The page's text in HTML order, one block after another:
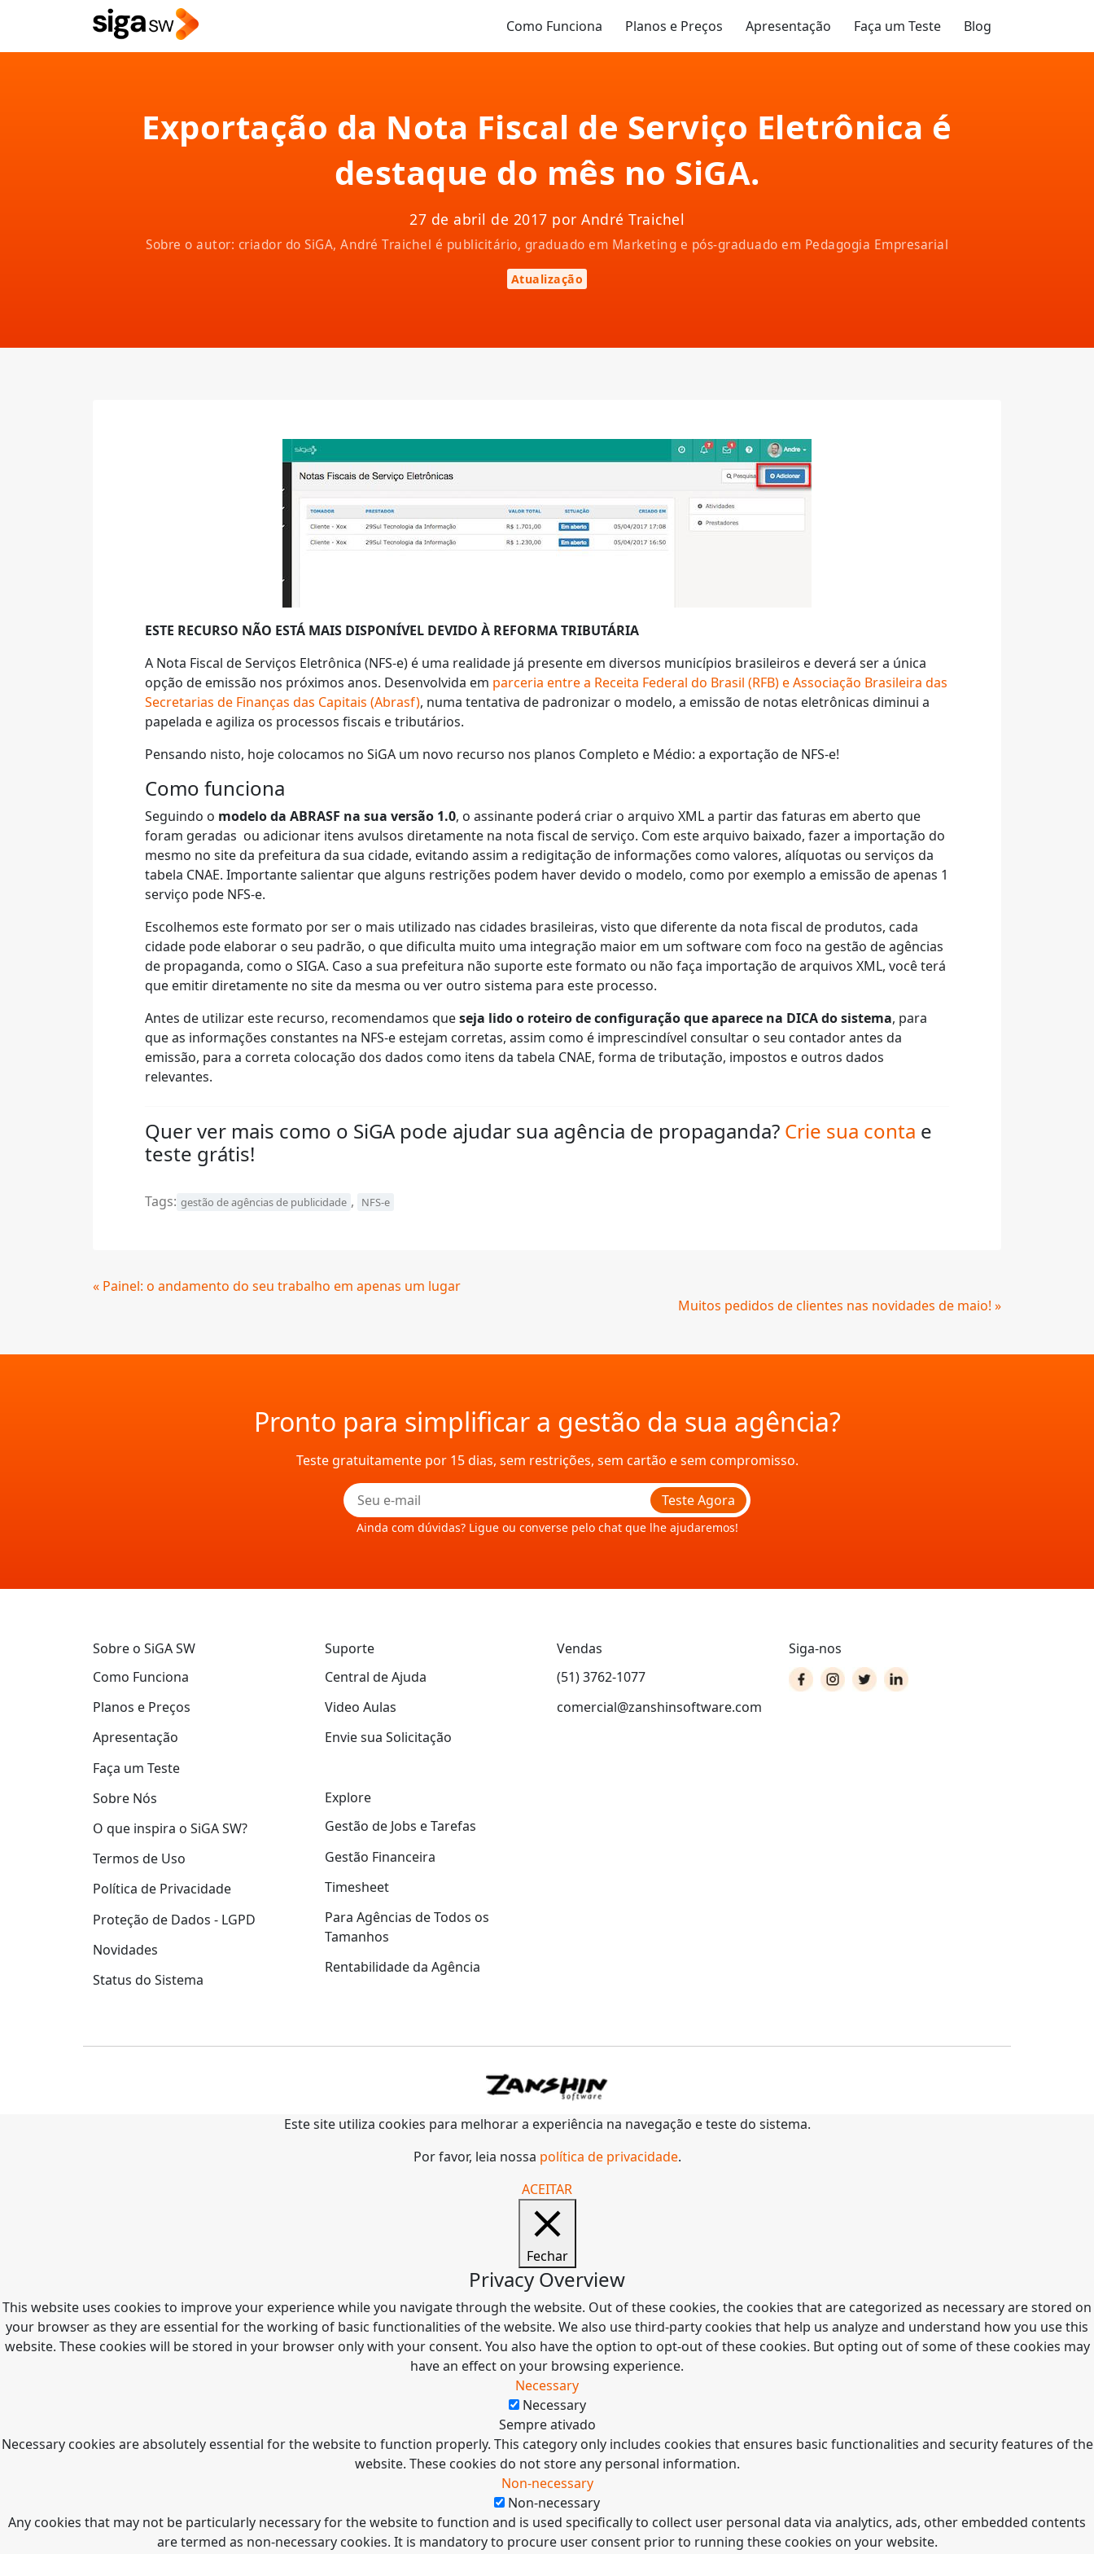
Como Funciona Planos e Preços Apresentação Faça um Teste Blog
Exportação da Nota Fiscal de Serviço Eletrônica é
destaque do mês no SiGA.
27 de abril de 2017 por André Traichel
Sobre o autor: criador do SiGA, André Traichel é publicitário, graduado em Marketing e pós-graduado em Pedagogia Empresarial
Atualização
ESTE RECURSO NÃO ESTÁ MAIS DISPONÍVEL DEVIDO À REFORMA TRIBUTÁRIA
A Nota Fiscal de Serviços Eletrônica (NFS-e) é uma realidade já presente em diversos municípios brasileiros e deverá ser a única
opção de emissão nos próximos anos. Desenvolvida em parceria entre a Receita Federal do Brasil (RFB) e Associação Brasileira das
Secretarias de Finanças das Capitais (Abrasf), numa tentativa de padronizar o modelo, a emissão de notas eletrônicas diminui a
papelada e agiliza os processos fiscais e tributários.
Pensando nisto, hoje colocamos no SiGA um novo recurso nos planos Completo e Médio: a exportação de NFS-e!
Como funciona
Seguindo o modelo da ABRASF na sua versão 1.0, o assinante poderá criar o arquivo XML a partir das faturas em aberto que
foram geradas ou adicionar itens avulsos diretamente na nota fiscal de serviço. Com este arquivo baixado, fazer a importação do
mesmo no site da prefeitura da sua cidade, evitando assim a redigitação de informações como valores, alíquotas ou serviços da
tabela CNAE. Importante salientar que alguns restrições podem haver devido o modelo, como por exemplo a emissão de apenas 1
serviço pode NFS-e.
Escolhemos este formato por ser o mais utilizado nas cidades brasileiras, visto que diferente da nota fiscal de produtos, cada
cidade pode elaborar o seu padrão, o que dificulta muito uma integração maior em um software com foco na gestão de agências
de propaganda, como o SIGA. Caso a sua prefeitura não suporte este formato ou não faça importação de arquivos XML, você terá
que emitir diretamente no site da mesma ou ver outro sistema para este processo.
Antes de utilizar este recurso, recomendamos queseja lido o roteiro de configuração que aparece na DICA do sistema, para
que as informações constantes na NFS-e estejam corretas, assim como é imprescindível consultar o seu contador antes da
emissão, para a correta colocação dos dados como itens da tabela CNAE, forma de tributação, impostos e outros dados
relevantes.
Quer ver mais como o SiGA pode ajudar sua agência de propaganda? Crie sua conta e
teste grátis!
Tags: gestão de agências de publicidade , NFS-e
Continue
« Painel: o andamento do seu trabalho em apenas um lugar
Muitos pedidos de clientes nas novidades de maio! »
Pronto para simplificar a gestão da sua agência?
Teste gratuitamente por 15 dias, sem restrições, sem cartão e sem compromisso.
Teste Agora
Ainda com dúvidas? Ligue ou converse pelo chat que lhe ajudaremos!
Sobre o SiGA SW
Como Funciona
Planos e Preços
Apresentação
Faça um Teste
Sobre Nós
O que inspira o SiGA SW?
Termos de Uso
Política de Privacidade
Proteção de Dados - LGPD
Novidades
Status do Sistema
Suporte
Central de Ajuda
Video Aulas
Envie sua Solicitação
Explore
Gestão de Jobs e Tarefas
Gestão Financeira
Timesheet
Para Agências de Todos os
Tamanhos
Rentabilidade da Agência
Vendas
(51) 3762-1077
comercial@zanshinsoftware.com
Siga-nos
Este site utiliza cookies para melhorar a experiência na navegação e teste do sistema.
Por favor, leia nossa política de privacidade.
ACEITAR
Fechar
Privacy Overview
This website uses cookies to improve your experience while you navigate through the website. Out of these cookies, the cookies that are categorized as necessary are stored on
your browser as they are essential for the working of basic functionalities of the website. We also use third-party cookies that help us analyze and understand how you use this
website. These cookies will be stored in your browser only with your consent. You also have the option to opt-out of these cookies. But opting out of some of these cookies may
have an effect on your browsing experience.
Necessary
Necessary
Sempre ativado
Necessary cookies are absolutely essential for the website to function properly. This category only includes cookies that ensures basic functionalities and security features of the
website. These cookies do not store any personal information.
Non-necessary
Non-necessary
Any cookies that may not be particularly necessary for the website to function and is used specifically to collect user personal data via analytics, ads, other embedded contents
are termed as non-necessary cookies. It is mandatory to procure user consent prior to running these cookies on your website.